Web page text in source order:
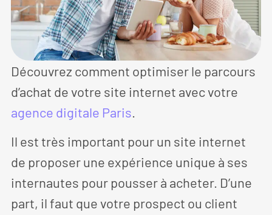
Découvrez comment optimiser le parcours
d’achat de votre site internet avec votre
agence digitale Paris
Il est très important pour un site internet
de proposer une expérience unique à ses
internautes pour pousser à acheter. D’une
part, il faut que votre prospect ou client